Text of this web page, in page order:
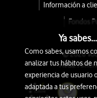
Información a
Fondos
© 2026
Avda.
Ya
Como sabes, usamos
analizar tus hábitos de
experiencia de usuario
adaptada a tus